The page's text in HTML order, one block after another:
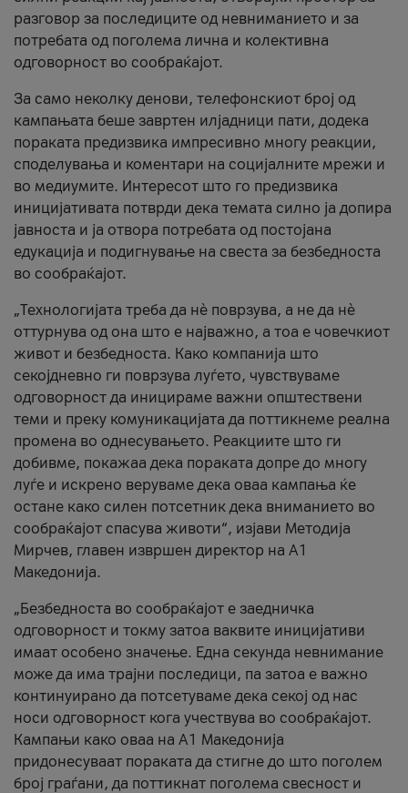
разговор за последиците од невниманието и за
потребата од поголема лична и колективна
одговорност во сообраќајот.
За само неколку денови, телефонскиот број од
кампањата беше завртен илјадници пати, додека
пораката предизвика импресивно многу реакции,
споделувања и коментари на социјалните мрежи и
во медиумите. Интересот што го предизвика
иницијативата потврди дека темата силно ја допира
јавноста и ја отвора потребата од постојана
едукација и подигнување на свеста за безбедноста
во сообраќајот.
„Технологијата треба да нè поврзува, а не да нè
оттурнува од она што е најважно, а тоа е човечкиот
живот и безбедноста. Како компанија што
секојдневно ги поврзува луѓето, чувствуваме
одговорност да иницираме важни општествени
теми и преку комуникацијата да поттикнеме реална
промена во однесувањето. Реакциите што ги
добивме, покажаа дека пораката допре до многу
луѓе и искрено веруваме дека оваа кампања ќе
остане како силен потсетник дека вниманието во
сообраќајот спасува животи“, изјави Методија
Мирчев, главен извршен директор на А1
Македонија.
„Безбедноста во сообраќајот е заедничка
одговорност и токму затоа ваквите иницијативи
имаат особено значење. Една секунда невнимание
може да има трајни последици, па затоа е важно
континуирано да потсетуваме дека секој од нас
носи одговорност кога учествува во сообраќајот.
Кампањи како оваа на A1 Македонија
придонесуваат пораката да стигне до што поголем
број граѓани, да поттикнат поголема свесност и